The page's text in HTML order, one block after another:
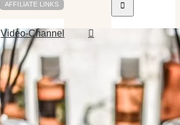
Video-Channel
AFFILIATE LINKS
Kategorien
Kategorien